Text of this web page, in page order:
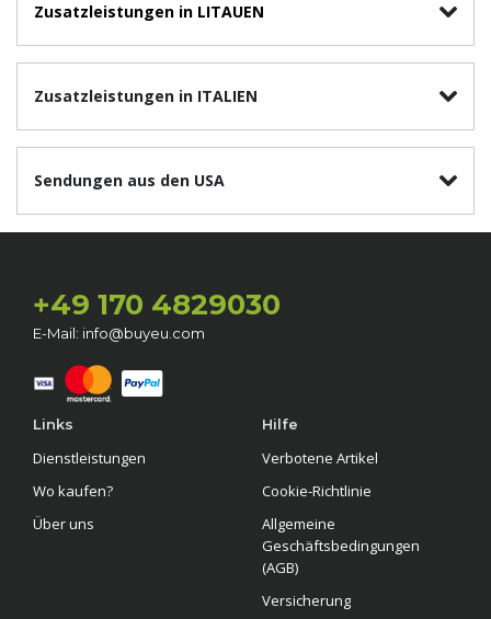
Zusatzleistungen in LITAUEN
Zusatzleistungen in ITALIEN
Sendungen aus den USA
+49 170 4829030
E-Mail: info@buyeu.com
Links
Dienstleistungen
Wo kaufen?
Über uns
Hilfe
Verbotene Artikel
Cookie-Richtlinie
Allgemeine
Geschäftsbedingungen
(AGB)
Versicherung